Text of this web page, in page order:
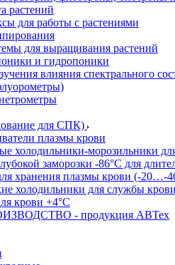
растений
для работы с растениями
для выращивания растений
и гидропоники
влияния спектрального
для СПК)
плазмы крови
холодильники-морозильники
заморозки -86°С для
хранения плазмы крови (-20…-
холодильники для службы
крови +4°С
- продукция АВТех